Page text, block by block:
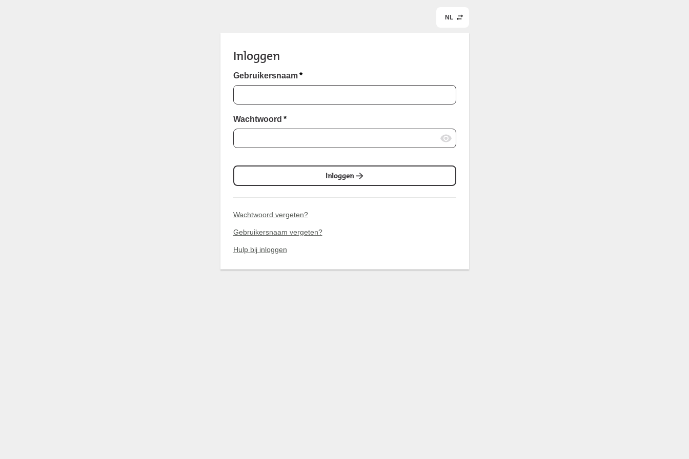
NL
Inloggen
Gebruikersnaam *
Wachtwoord *
Inloggen
Wachtwoord vergeten?
Gebruikersnaam vergeten?
Hulp bij inloggen